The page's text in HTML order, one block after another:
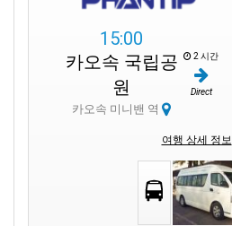
15:00
카오속 국립공
원
카오속 미니밴 역
2 시간
Direct
여행 상세 정보